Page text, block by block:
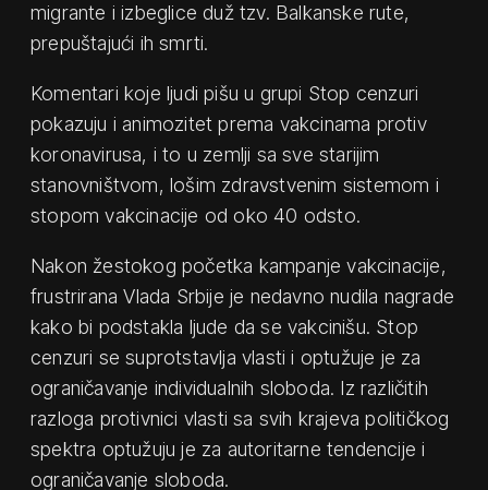
migrante i izbeglice duž tzv. Balkanske rute,
prepuštajući ih smrti.
Komentari koje ljudi pišu u grupi Stop cenzuri
pokazuju i animozitet prema vakcinama protiv
koronavirusa, i to u zemlji sa sve starijim
stanovništvom, lošim zdravstvenim sistemom i
stopom vakcinacije od oko 40 odsto.
Nakon žestokog početka kampanje vakcinacije,
frustrirana Vlada Srbije je nedavno nudila nagrade
kako bi podstakla ljude da se vakcinišu. Stop
cenzuri se suprotstavlja vlasti i optužuje je za
ograničavanje individualnih sloboda. Iz različitih
razloga protivnici vlasti sa svih krajeva političkog
spektra optužuju je za autoritarne tendencije i
ograničavanje sloboda.